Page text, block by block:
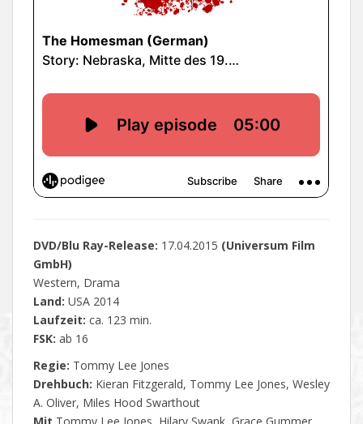
DVD/Blu Ray-Release: 17.04.2015 (Universum Film
GmbH)
Western, Drama
Land: USA 2014
Laufzeit: ca. 123 min.
FSK: ab 16
Regie: Tommy Lee Jones
Drehbuch: Kieran Fitzgerald, Tommy Lee Jones, Wesley
A. Oliver, Miles Hood Swarthout